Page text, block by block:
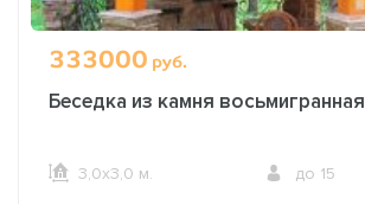
333000 руб.
Беседка из камня восьмигранная
3,0х3,0 м. до 15